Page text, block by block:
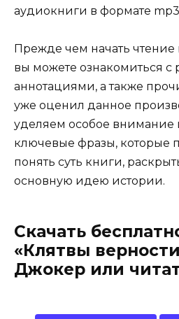
аудиокниги в формате
Прежде чем начать чтение
вы можете ознакомиться с
аннотациями, а также
уже оценил данное
уделяем особое внимание
ключевые фразы, которые
понять суть книги,
основную идею истории.
Скачать
«Клятвы
Джокер или